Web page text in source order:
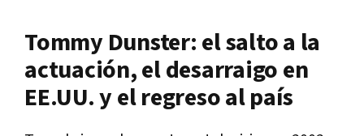
Tommy Dunster: el salto a la
actuación, el desarraigo en
EE.UU. y el regreso al país